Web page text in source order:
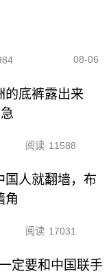
08-06
的底裤露出来
阅读 11588
国人就翻墙，布
角
阅读 17031
定要和中国联手